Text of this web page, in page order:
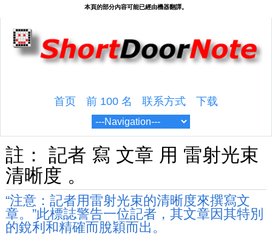
首页 前 100 名 联系方式 下载
註： 記者 寫 文章 用 雷射光束
清晰度 。
“注意：記者用雷射光束的清晰度來撰寫文
章。”此標誌警告一位記者，其文章因其特別
的銳利和精確而脫穎而出。